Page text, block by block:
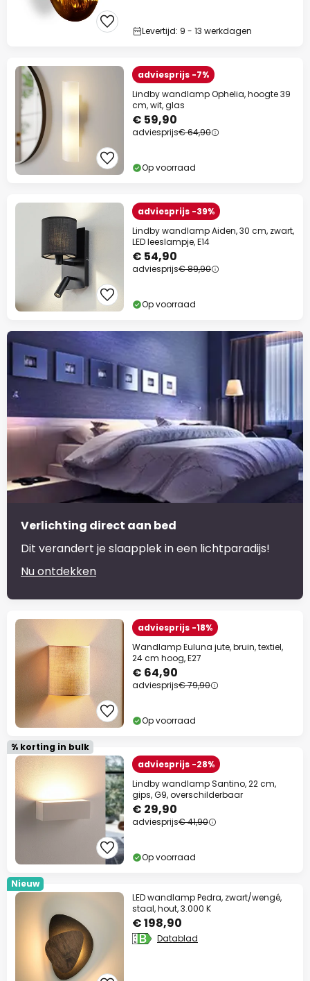
Levertijd: 9 - 13 werkdagen
adviesprijs -7%
Lindby wandlamp Ophelia, hoogte 39
cm, wit, glas
€ 59,90
adviesprijs€ 64,90
Op voorraad
adviesprijs -39%
Lindby wandlamp Aiden, 30 cm, zwart,
LED leeslampje, E14
€ 54,90
adviesprijs€ 89,90
Op voorraad
Verlichting direct aan bed
Dit verandert je slaapplek in een lichtparadijs!
Nu ontdekken
adviesprijs -18%
Wandlamp Euluna jute, bruin, textiel,
24 cm hoog, E27
€ 64,90
adviesprijs€ 79,90
Op voorraad
% korting in bulk
adviesprijs -28%
Lindby wandlamp Santino, 22 cm,
gips, G9, overschilderbaar
€ 29,90
adviesprijs€ 41,90
Op voorraad
Nieuw
LED wandlamp Pedra, zwart/wengé,
staal, hout, 3.000 K
€ 198,90
Datablad